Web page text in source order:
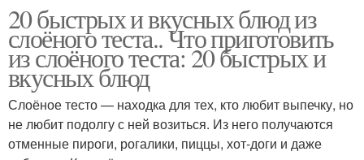
20 быстрых и вкусных блюд из
слоёного теста.. Что приготовить
из слоёного теста: 20 быстрых и
вкусных блюд
Слоёное тесто — находка для тех, кто любит выпечку, но
не любит подолгу с ней возиться. Из него получаются
отменные пироги, рогалики, пиццы, хот-доги и даже